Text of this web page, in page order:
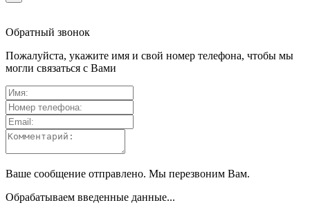
Обратный звонок
Пожалуйста, укажите имя и свой номер телефона, чтобы мы
могли связаться с Вами
Ваше сообщение отправлено. Мы перезвоним Вам.
Обрабатываем введенные данные...